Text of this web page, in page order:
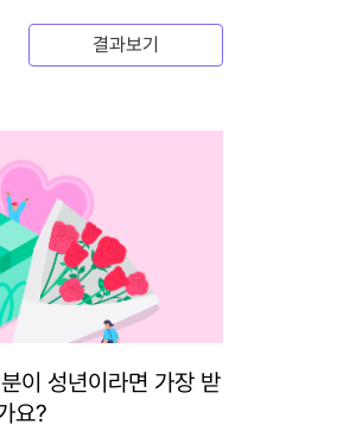
결과보기
이 성년이라면 가장 받
요?